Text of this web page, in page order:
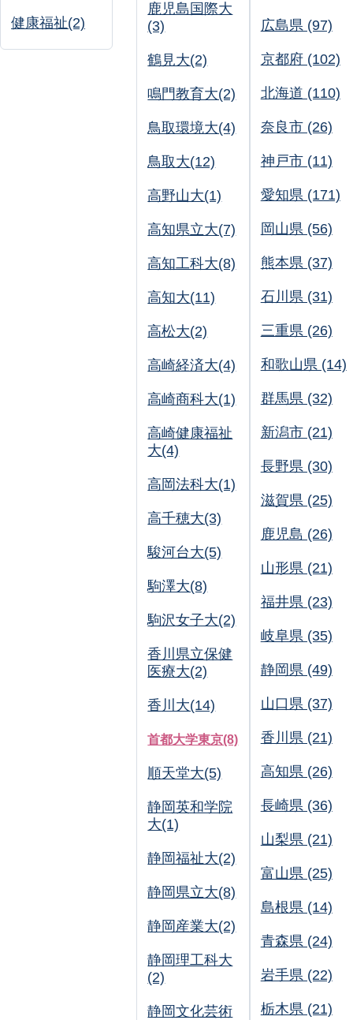
健康福祉(2)
鹿児島国際大
(3)
鶴見大(2)
鳴門教育大(2)
鳥取環境大(4)
鳥取大(12)
高野山大(1)
高知県立大(7)
高知工科大(8)
高知大(11)
高松大(2)
高崎経済大(4)
高崎商科大(1)
高崎健康福祉
大(4)
高岡法科大(1)
高千穂大(3)
駿河台大(5)
駒澤大(8)
駒沢女子大(2)
香川県立保健
医療大(2)
香川大(14)
首都大学東京(8)
順天堂大(5)
静岡英和学院
大(1)
静岡福祉大(2)
静岡県立大(8)
静岡産業大(2)
静岡理工科大
(2)
静岡文化芸術
広島県 (97)
京都府 (102)
北海道 (110)
奈良市 (26)
神戸市 (11)
愛知県 (171)
岡山県 (56)
熊本県 (37)
石川県 (31)
三重県 (26)
和歌山県 (14)
群馬県 (32)
新潟市 (21)
長野県 (30)
滋賀県 (25)
鹿児島 (26)
山形県 (21)
福井県 (23)
岐阜県 (35)
静岡県 (49)
山口県 (37)
香川県 (21)
高知県 (26)
長崎県 (36)
山梨県 (21)
富山県 (25)
島根県 (14)
青森県 (24)
岩手県 (22)
栃木県 (21)